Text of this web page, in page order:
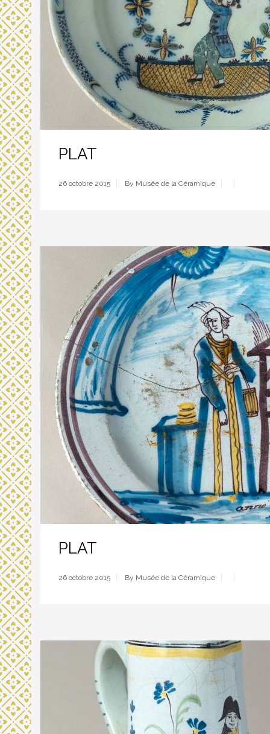
PLAT
26 octobre 2015 By Musée de la Céramique
PLAT
26 octobre 2015 By Musée de la Céramique